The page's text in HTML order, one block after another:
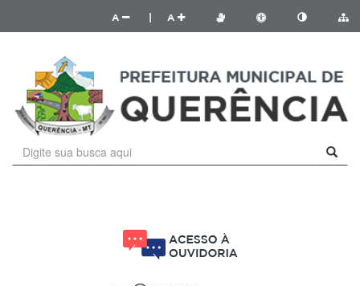
A A